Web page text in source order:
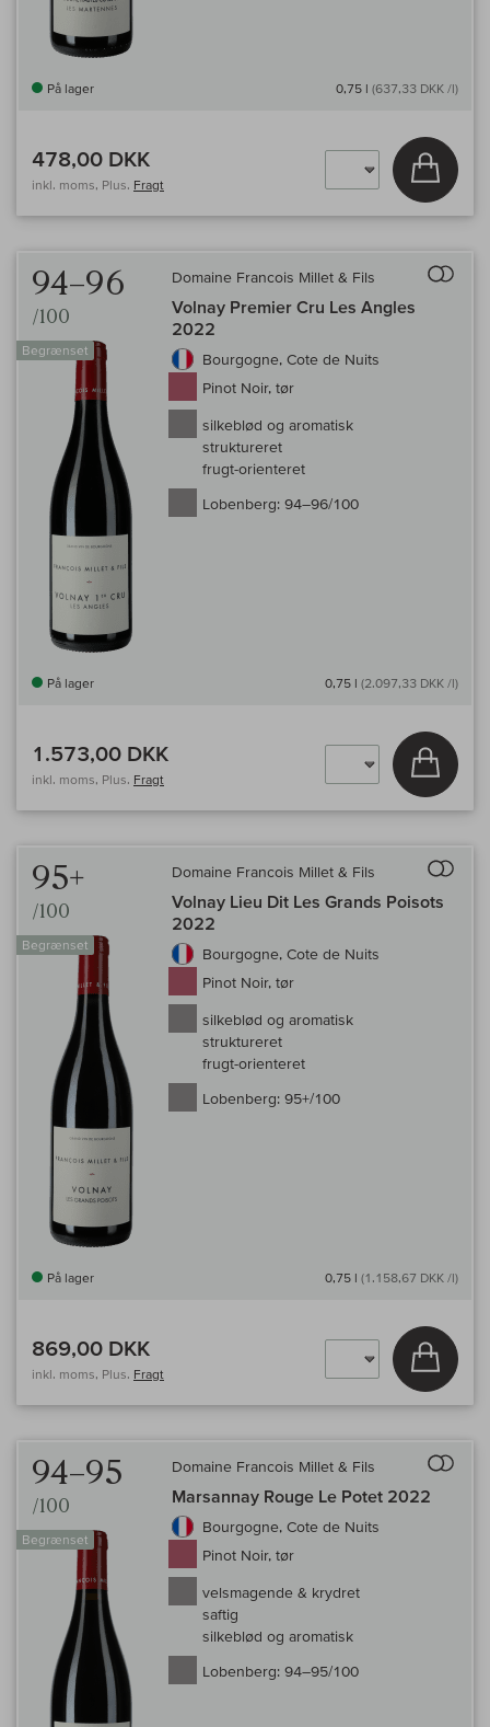
På lager 0,75 l (637,33 DKK /l)
478,00 DKK
inkl. moms, Plus. Fragt
Læg i
94–96
/100
Begrænset
Domaine Francois Millet & Fils
Volnay Premier Cru Les Angles
2022
Bourgogne, Cote de Nuits
Pinot Noir, tør
silkeblød og aromatisk
struktureret
frugt-orienteret
Lobenberg: 94–96/100
På lager 0,75 l (2.097,33 DKK /l)
1.573,00 DKK
inkl. moms, Plus. Fragt
Læg i
95+
/100
Begrænset
Domaine Francois Millet & Fils
Volnay Lieu Dit Les Grands Poisots
2022
Bourgogne, Cote de Nuits
Pinot Noir, tør
silkeblød og aromatisk
struktureret
frugt-orienteret
Lobenberg: 95+/100
På lager 0,75 l (1.158,67 DKK /l)
869,00 DKK
inkl. moms, Plus. Fragt
Læg i
94–95
/100
Begrænset
Domaine Francois Millet & Fils
Marsannay Rouge Le Potet 2022
Bourgogne, Cote de Nuits
Pinot Noir, tør
velsmagende & krydret
saftig
silkeblød og aromatisk
Lobenberg: 94–95/100